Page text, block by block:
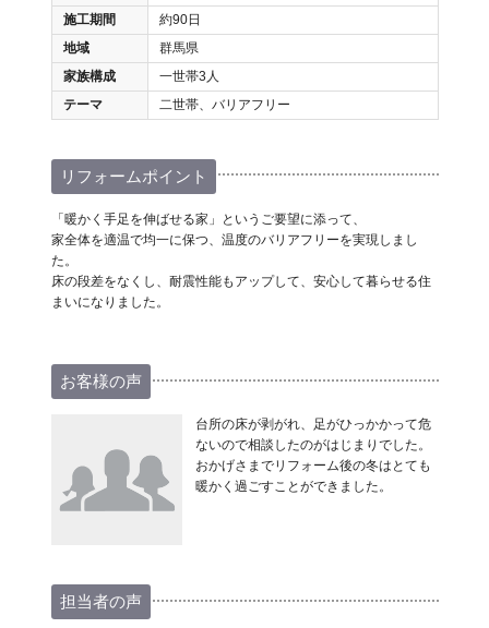
施工期間
約90日
地域
群馬県
家族構成
一世帯3人
テーマ
二世帯、バリアフリー
リフォームポイント
「暖かく手足を伸ばせる家」というご要望に添って、
家全体を適温で均一に保つ、温度のバリアフリーを実現しまし
た。
床の段差をなくし、耐震性能もアップして、安心して暮らせる住
まいになりました。
お客様の声
台所の床が剥がれ、足がひっかかって危
ないので相談したのがはじまりでした。
おかげさまでリフォーム後の冬はとても
暖かく過ごすことができました。
担当者の声